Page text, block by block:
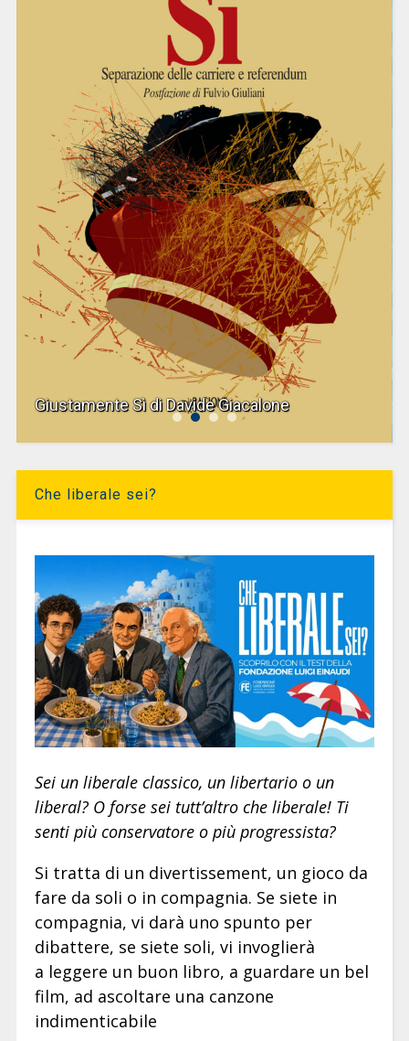
Giustamente Sì di Davide Giacalone
Che liberale sei?
Sei un liberale classico, un libertario o un
liberal? O forse sei tutt’altro che liberale! Ti
senti più conservatore o più progressista?
Si tratta di un divertissement, un gioco da
fare da soli o in compagnia. Se siete in
compagnia, vi darà uno spunto per
dibattere, se siete soli, vi invoglierà
a leggere un buon libro, a guardare un bel
film, ad ascoltare una canzone
indimenticabile